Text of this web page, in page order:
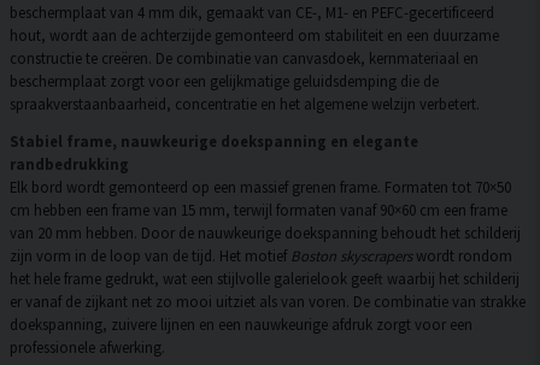
beschermplaat van 4 mm dik, gemaakt van CE-, M1- en PEFC-gecertificeerd
hout, wordt aan de achterzijde gemonteerd om stabiliteit en een duurzame
constructie te creëren. De combinatie van canvasdoek, kernmateriaal en
beschermplaat zorgt voor een gelijkmatige geluidsdemping die de
spraakverstaanbaarheid, concentratie en het algemene welzijn verbetert.
Stabiel frame, nauwkeurige doekspanning en elegante
randbedrukking
Elk bord wordt gemonteerd op een massief grenen frame. Formaten tot 70×50
cm hebben een frame van 15 mm, terwijl formaten vanaf 90×60 cm een frame
van 20 mm hebben. Door de nauwkeurige doekspanning behoudt het schilderij
zijn vorm in de loop van de tijd. Het motief Boston skyscraperswordt rondom
het hele frame gedrukt, wat een stijlvolle galerielook geeft waarbij het schilderij
er vanaf de zijkant net zo mooi uitziet als van voren. De combinatie van strakke
doekspanning, zuivere lijnen en een nauwkeurige afdruk zorgt voor een
professionele afwerking.